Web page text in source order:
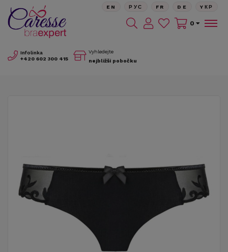
Infolinka
+420 602 300 415
Vyhledejte
nejbližší pobočku
EN РУС FR DE YКР
0